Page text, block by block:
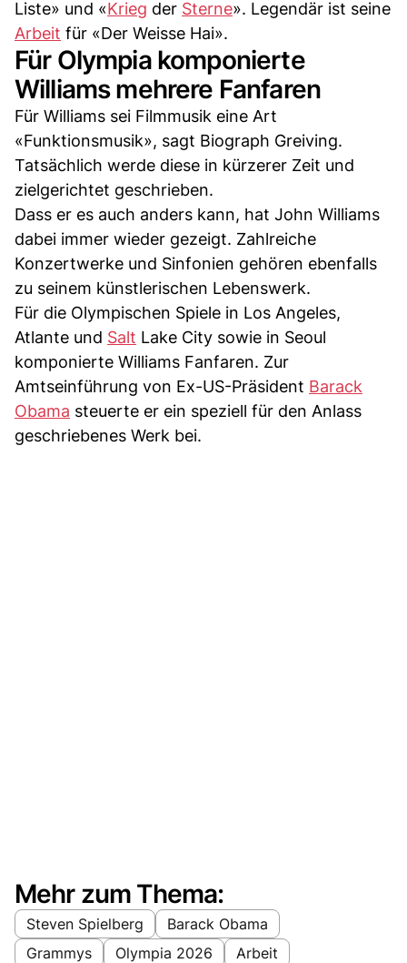
Liste» und «Krieg der Sterne». Legendär ist seine
Arbeit für «Der Weisse Hai».
Für Olympia komponierte
Williams mehrere Fanfaren
Für Williams sei Filmmusik eine Art
«Funktionsmusik», sagt Biograph Greiving.
Tatsächlich werde diese in kürzerer Zeit und
zielgerichtet geschrieben.
Dass er es auch anders kann, hat John Williams
dabei immer wieder gezeigt. Zahlreiche
Konzertwerke und Sinfonien gehören ebenfalls
zu seinem künstlerischen Lebenswerk.
Für die Olympischen Spiele in Los Angeles,
Atlante und Salt Lake City sowie in Seoul
komponierte Williams Fanfaren. Zur
Amtseinführung von Ex-US-Präsident Barack
Obama steuerte er ein speziell für den Anlass
geschriebenes Werk bei.
Mehr zum Thema:
Steven Spielberg
Barack Obama
Grammys
Olympia 2026
Arbeit